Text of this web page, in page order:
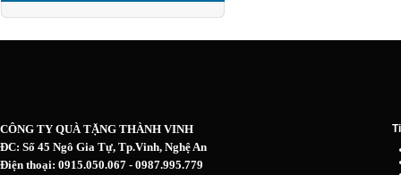
CÔNG TY QUÀ TẶNG THÀNH VINH
ĐC: Số 45 Ngô Gia Tự, Tp.Vinh, Nghệ An
Điện thoại: 0915.050.067 - 0987.995.779